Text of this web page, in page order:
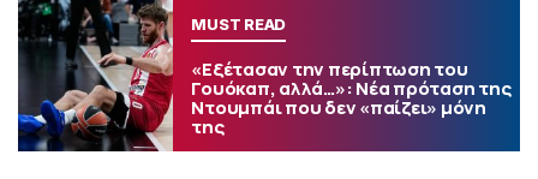
MUST READ
«Εξέτασαν την περίπτωση του
Γουόκαπ, αλλά…»: Νέα πρόταση της
Ντουμπάι που δεν «παίζει» μόνη
της